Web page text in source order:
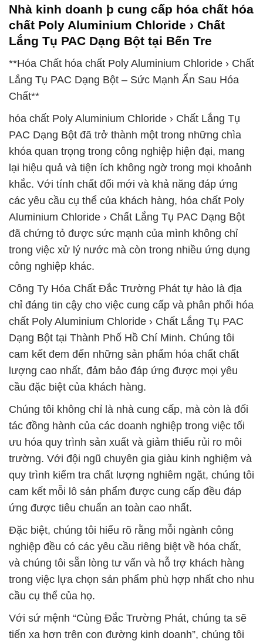
Nhà kinh doanh þ cung cấp hóa chất hóa
chất Poly Aluminium Chloride › Chất
Lắng Tụ PAC Dạng Bột tại Bến Tre
**Hóa Chất hóa chất Poly Aluminium Chloride › Chất
Lắng Tụ PAC Dạng Bột – Sức Mạnh Ẩn Sau Hóa
Chất**
hóa chất Poly Aluminium Chloride › Chất Lắng Tụ
PAC Dạng Bột đã trở thành một trong những chìa
khóa quan trọng trong công nghiệp hiện đại, mang
lại hiệu quả và tiện ích không ngờ trong mọi khoảnh
khắc. Với tính chất đổi mới và khả năng đáp ứng
các yêu cầu cụ thể của khách hàng, hóa chất Poly
Aluminium Chloride › Chất Lắng Tụ PAC Dạng Bột
đã chứng tỏ được sức mạnh của mình không chỉ
trong việc xử lý nước mà còn trong nhiều ứng dụng
công nghiệp khác.
Công Ty Hóa Chất Đắc Trường Phát tự hào là địa
chỉ đáng tin cậy cho việc cung cấp và phân phối hóa
chất Poly Aluminium Chloride › Chất Lắng Tụ PAC
Dạng Bột tại Thành Phố Hồ Chí Minh. Chúng tôi
cam kết đem đến những sản phẩm hóa chất chất
lượng cao nhất, đảm bảo đáp ứng được mọi yêu
cầu đặc biệt của khách hàng.
Chúng tôi không chỉ là nhà cung cấp, mà còn là đối
tác đồng hành của các doanh nghiệp trong việc tối
ưu hóa quy trình sản xuất và giảm thiểu rủi ro môi
trường. Với đội ngũ chuyên gia giàu kinh nghiệm và
quy trình kiểm tra chất lượng nghiêm ngặt, chúng tôi
cam kết mỗi lô sản phẩm được cung cấp đều đáp
ứng được tiêu chuẩn an toàn cao nhất.
Đặc biệt, chúng tôi hiểu rõ rằng mỗi ngành công
nghiệp đều có các yêu cầu riêng biệt về hóa chất,
và chúng tôi sẵn lòng tư vấn và hỗ trợ khách hàng
trong việc lựa chọn sản phẩm phù hợp nhất cho nhu
cầu cụ thể của họ.
Với sứ mệnh “Cùng Đắc Trường Phát, chúng ta sẽ
tiến xa hơn trên con đường kinh doanh”, chúng tôi